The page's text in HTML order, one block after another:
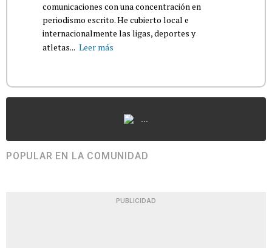
comunicaciones con una concentración en
periodismo escrito. He cubierto local e
internacionalmente las ligas, deportes y
atletas... Leer más
...
POPULAR EN LA COMUNIDAD
PUBLICIDAD